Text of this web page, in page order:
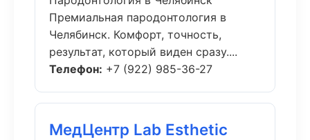
Премиальная пародонтология в
Челябинск. Комфорт, точность,
результат, который виден сразу....
Телефон: +7 (922) 985-36-27
МедЦентр Lab Esthetic